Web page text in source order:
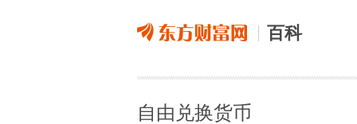
百科
自由兑换货币